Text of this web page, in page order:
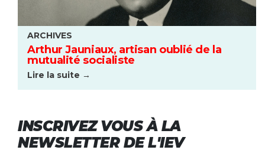
ARCHIVES
Arthur Jauniaux, artisan oublié de la
mutualité socialiste
Lire la suite →
INSCRIVEZ VOUS À LA
NEWSLETTER DE L'IEV